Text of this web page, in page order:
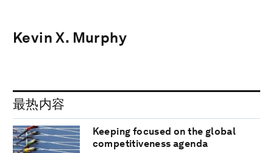
Kevin X. Murphy
最热内容
Keeping focused on the global
competitiveness agenda